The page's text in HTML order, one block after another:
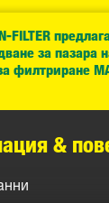
FILTER
за
филтриране
&